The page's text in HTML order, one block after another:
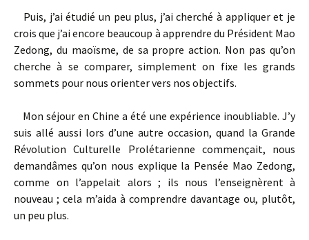
Puis, j’ai étudié un peu plus, j’ai cherché à appliquer et je
crois que j’ai encore beaucoup à apprendre du Président Mao
Zedong, du maoïsme, de sa propre action. Non pas qu’on
cherche à se comparer, simplement on fixe les grands
sommets pour nous orienter vers nos objectifs.
Mon séjour en Chine a été une expérience inoubliable. J’y
suis allé aussi lors d’une autre occasion, quand la Grande
Révolution Culturelle Prolétarienne commençait, nous
demandâmes qu’on nous explique la Pensée Mao Zedong,
comme on l’appelait alors ; ils nous l’enseignèrent à
nouveau ; cela m’aida à comprendre davantage ou, plutôt,
un peu plus.